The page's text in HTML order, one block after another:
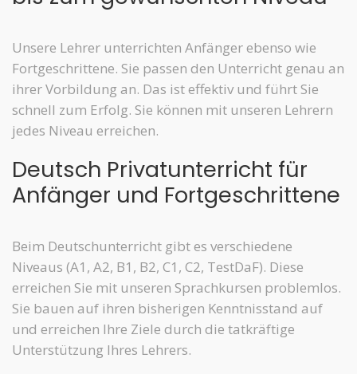
Unsere Lehrer unterrichten Anfänger ebenso wie
Fortgeschrittene. Sie passen den Unterricht genau an
ihrer Vorbildung an. Das ist effektiv und führt Sie
schnell zum Erfolg. Sie können mit unseren Lehrern
jedes Niveau erreichen.
Deutsch Privatunterricht für
Anfänger und Fortgeschrittene
Beim Deutschunterricht gibt es verschiedene
Niveaus (A1, A2, B1, B2, C1, C2, TestDaF). Diese
erreichen Sie mit unseren Sprachkursen problemlos.
Sie bauen auf ihren bisherigen Kenntnisstand auf
und erreichen Ihre Ziele durch die tatkräftige
Unterstützung Ihres Lehrers.